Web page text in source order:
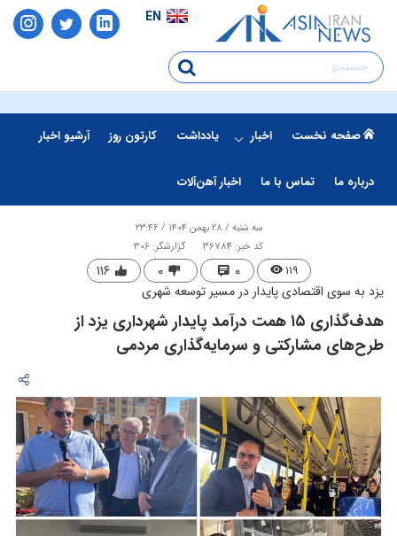
EN
صفحه نخست اخبار یادداشت کارتون روز آرشیو اخبار
درباره ما تماس با ما اخبار آهن‌آلات
سه شنبه / ۲۸ بهمن ۱۴۰۴ / ۲۳:۴۶
کد خبر: 36784
گزارشگر: 306
۱۱۹ ۰ ۰ ۱۱۶
یزد به سوی اقتصادی پایدار در مسیر توسعه شهری
هدف‌گذاری ۱۵ همت درآمد پایدار شهرداری یزد از
طرح‌های مشارکتی و سرمایه‌گذاری مردمی